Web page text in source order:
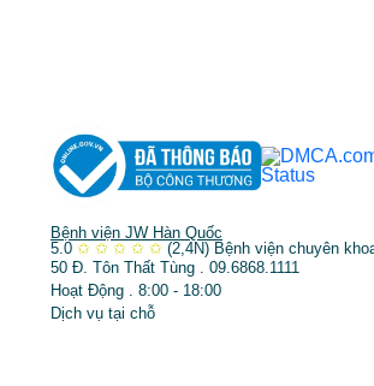
Bệnh viện JW Hàn Quốc
5.0 ✩ ✩ ✩ ✩ ✩ (2,4N) Bệnh viện chuyên
50 Đ. Tôn Thất Tùng . 09.6868.1111
Hoạt Động . 8:00 - 18:00
Dịch vụ tại chỗ